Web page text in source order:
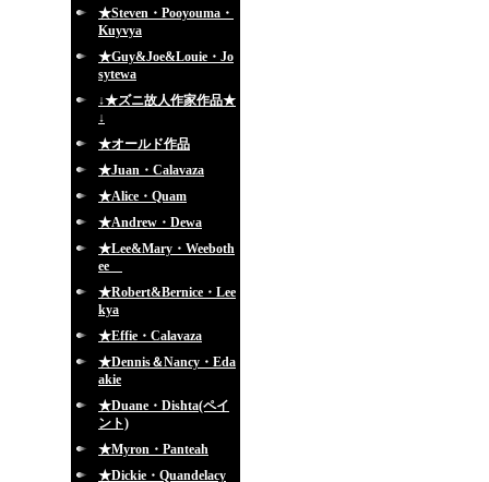
★Steven・Pooyouma・
Kuyvya
★Guy&Joe&Louie・Jo
sytewa
↓★ズニ故人作家作品★
↓
★オールド作品
★Juan・Calavaza
★Alice・Quam
★Andrew・Dewa
★Lee&Mary・Weeboth
ee
★Robert&Bernice・Lee
kya
★Effie・Calavaza
★Dennis＆Nancy・Eda
akie
★Duane・Dishta(ペイ
ント)
★Myron・Panteah
★Dickie・Quandelacy